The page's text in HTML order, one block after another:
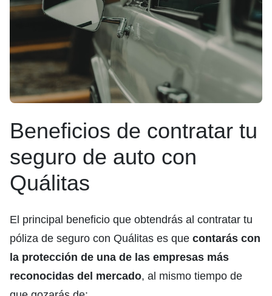
Beneficios de contratar tu
seguro de auto con
Quálitas
El principal beneficio que obtendrás al contratar tu
póliza de seguro con Quálitas es que contarás con
la protección de una de las empresas más
reconocidas del mercado, al mismo tiempo de